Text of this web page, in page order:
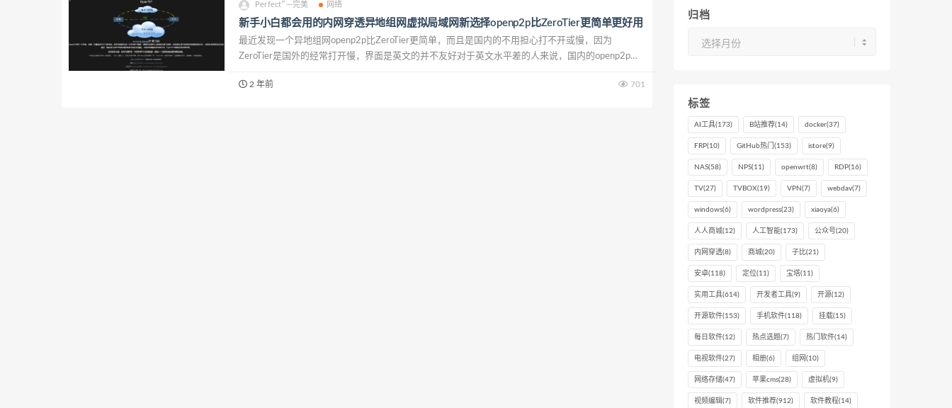
Perfect″—完美 网络
新手小白都会用的内网穿透异地组网虚拟局域网新选择openp2p比ZeroTier更简单更好用
最近发现一个异地组网openp2p比ZeroTier更简单，而且是国内的不用担心打不开或慢，因为
ZeroTier是国外的经常打开慢，界面是英文的并不友好对于英文水平差的人来说，国内的openp2p使
面RDP，影音...
2 年前 701
归档
标签
AI工具(173) B站推荐(14) docker(37)
FRP(10) GitHub热门 (153) istore(9)
NAS(58) NPS(11) openwrt(8) RDP(16)
TV(27) TVBOX(19) VPN (7) webdav(7)
windows(6) wordpress(23) xiaoya(6)
人人商城(12) 人工智能(173) 公众号(20)
内网穿透(8) 商城(20) 子比(21)
安卓(118) 定位(11) 宝塔(11)
实用工具(614) 开发者工具(9) 开源(12)
开源软件(153) 手机软件(118) 挂载(15)
每日软件(12) 热点选题(7) 热门软件(14)
电视软件(27) 相册(6) 组网 (10)
网络存储(47) 苹果cms(28) 虚拟机(9)
视频编辑(7) 软件推荐(912) 软件教程(14)